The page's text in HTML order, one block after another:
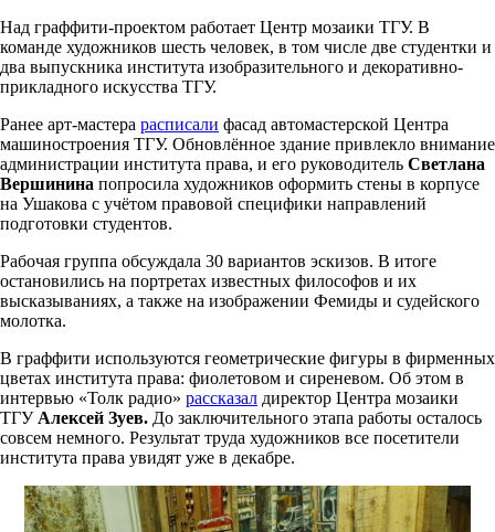
Над граффити-проектом работает Центр мозаики ТГУ. В
команде художников шесть человек, в том числе две студентки и
два выпускника института изобразительного и декоративно-
прикладного искусства ТГУ.
Ранее арт-мастера расписали фасад автомастерской Центра
машиностроения ТГУ. Обновлённое здание привлекло внимание
администрации института права, и его руководитель Светлана
Вершинина попросила художников оформить стены в корпусе
на Ушакова с учётом правовой специфики направлений
подготовки студентов.
Рабочая группа обсуждала 30 вариантов эскизов. В итоге
остановились на портретах известных философов и их
высказываниях, а также на изображении Фемиды и судейского
молотка.
В граффити используются геометрические фигуры в фирменных
цветах института права: фиолетовом и сиреневом. Об этом в
интервью «Толк радио» рассказал директор Центра мозаики
ТГУ Алексей Зуев. До заключительного этапа работы осталось
совсем немного. Результат труда художников все посетители
института права увидят уже в декабре.